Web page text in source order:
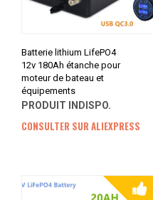
Batterie lithium LifePO4
12v 180Ah étanche pour
moteur de bateau et
équipements
PRODUIT INDISPO.
CONSULTER SUR ALIEXPRESS